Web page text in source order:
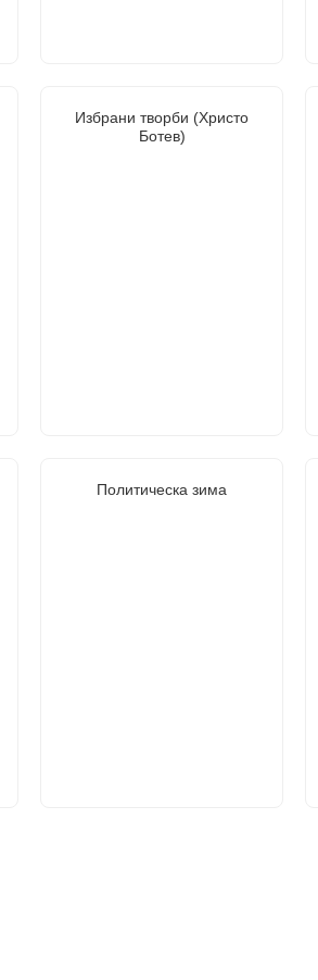
Избрани творби (Христо
Ботев)
Политическа зима